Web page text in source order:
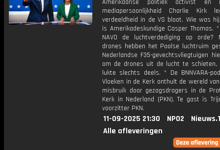
Amerikaanse politiek activist en
mediapersoonlijkheid Charlie Kirk
verdeeldheid in de VS bloot. Wie was
is Amerikadeskundige Casper Thomas.
NAVO de luchtverdediging op orde?
drones hebben het Poolse luchtruim
Nederlandse F35-gevechtsvliegtuigen
om de drones uit de lucht te schieten,
lukte slechts deels. * De BNNVARA-
Vloeken in de Kerk onthult de wereld
misbruik door gezagsdragers in de
Kerk in Nederland (PKN). Te gast is
voorzitter PKN.
11-09-2025 21:30 NPO2
Alle afleveringen